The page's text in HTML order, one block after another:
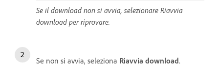
Se il download non si avvia, selezionare Riavvia
download per riprovare.
Se non si avvia, seleziona Riavvia download.